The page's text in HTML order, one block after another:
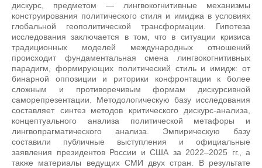
дискурс, предметом — лингвокогнитивные механизмы
конструирования политического стиля и имиджа в условиях
глобальной геополитической трансформации. Гипотеза
исследования заключается в том, что в ситуации кризиса
традиционных моделей международных отношений
происходит фундаментальная смена лингвокогнитивных
парадигм, формирующих политический стиль и имидж: от
бинарной оппозиции и риторики конфронтации к более
сложным и противоречивым формам дискурсивной
саморепрезентации. Методологическую базу исследования
составляет синтез методов критического дискурс-анализа,
концептуального анализа политической метафоры и
лингвопрагматического анализа. Эмпирическую базу
составили публичные выступления и официальные
заявления президентов России и США за 2022–2025 гг., а
также материалы ведущих СМИ двух стран. В результате